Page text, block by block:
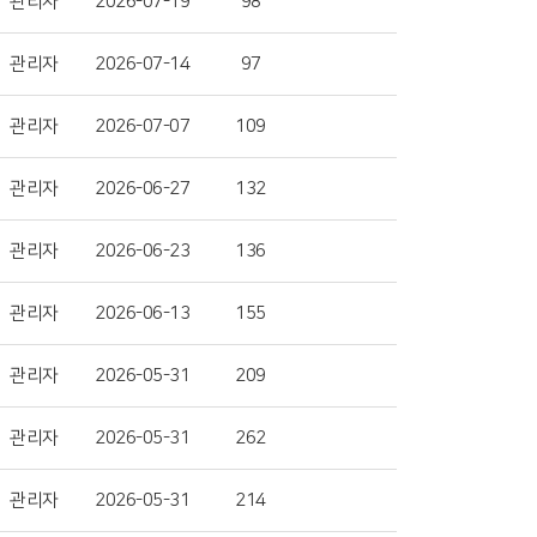
관리자 2026-07-14 97
관리자 2026-07-07 109
관리자 2026-06-27 132
관리자 2026-06-23 136
관리자 2026-06-13 155
관리자 2026-05-31 209
관리자 2026-05-31 262
관리자 2026-05-31 214